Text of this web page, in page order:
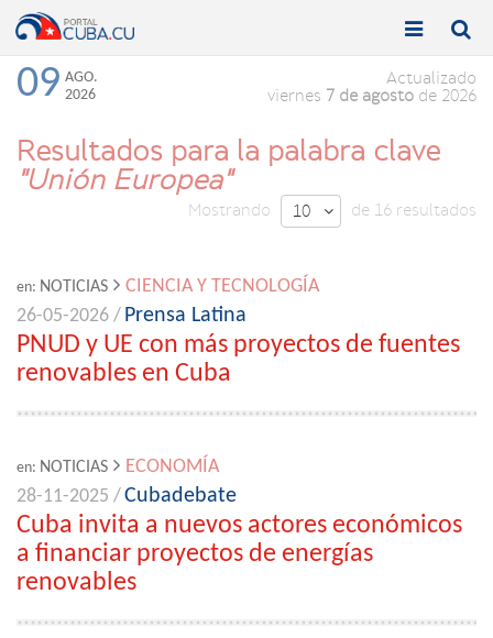
Toggle

Toggle

09 AGO.
2026
Actualizado
viernes 7 de agosto de 2026
Resultados para la palabra clave
"Unión Europea"
Mostrando 10  de 16 resultados
en: NOTICIAS
CIENCIA Y TECNOLOGÍA
26-05-2026 / Prensa Latina
PNUD y UE con más proyectos de fuentes
renovables en Cuba
en: NOTICIAS
ECONOMÍA
28-11-2025 /Cubadebate
Cuba invita a nuevos actores económicos
a financiar proyectos de energías
renovables